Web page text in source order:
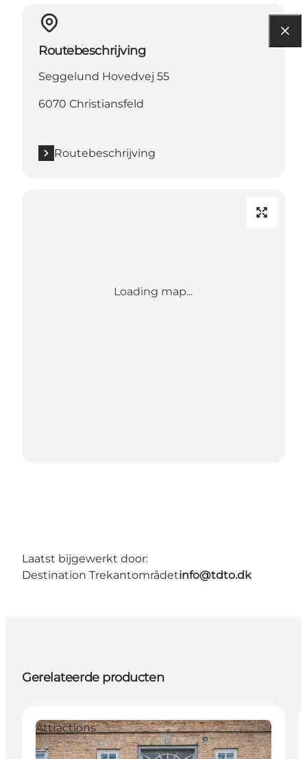
Routebeschrijving
Seggelund Hovedvej 55
6070 Christiansfeld
Routebeschrijving
Loading map...
Laatst bijgewerkt door:
Destination Trekantområdetinfo@tdto.dk
Gerelateerde producten
Attractions